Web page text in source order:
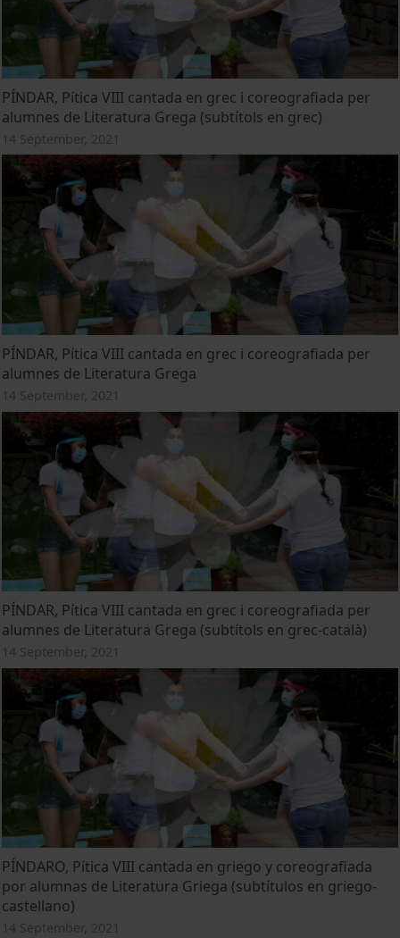
PÍNDAR, Pítica VIII cantada en grec i coreografiada per
alumnes de Literatura Grega (subtítols en grec)
14 September, 2021
PÍNDAR, Pítica VIII cantada en grec i coreografiada per
alumnes de Literatura Grega
14 September, 2021
PÍNDAR, Pítica VIII cantada en grec i coreografiada per
alumnes de Literatura Grega (subtítols en grec-català)
14 September, 2021
PÍNDARO, Pítica VIII cantada en griego y coreografiada
por alumnas de Literatura Griega (subtítulos en griego-
castellano)
14 September, 2021